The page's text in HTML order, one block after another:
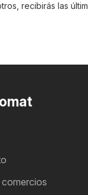
recibirás las
comercios